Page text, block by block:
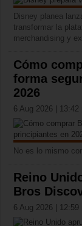
Disney planea
transformar la
merchandising y
Cómo
forma
2026
6 Aug 2026 | 13:42
No es lo mismo
Reino
Bros
6 Aug 2026 | 12:59